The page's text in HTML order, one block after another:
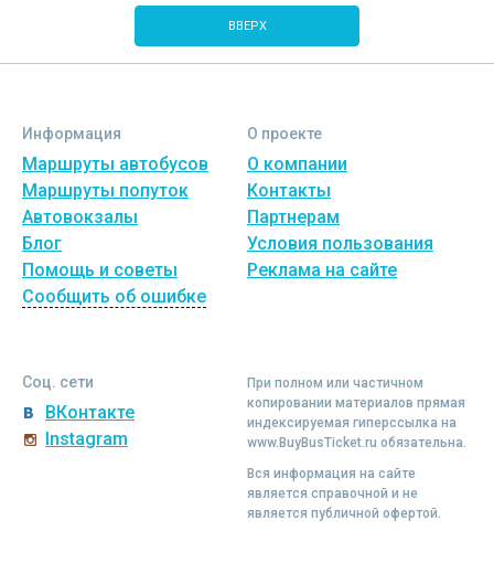
ВВЕРХ
Информация
Маршруты автобусов
Маршруты попуток
Автовокзалы
Блог
Помощь и советы
Сообщить об ошибке
О проекте
О компании
Контакты
Партнерам
Условия пользования
Реклама на сайте
Соц. сети
ВКонтакте
Instagram
При полном или частичном
копировании материалов прямая
индексируемая гиперссылка на
www.BuyBusTicket.ru обязательна.
Вся информация на сайте
является справочной и не
является публичной офертой.